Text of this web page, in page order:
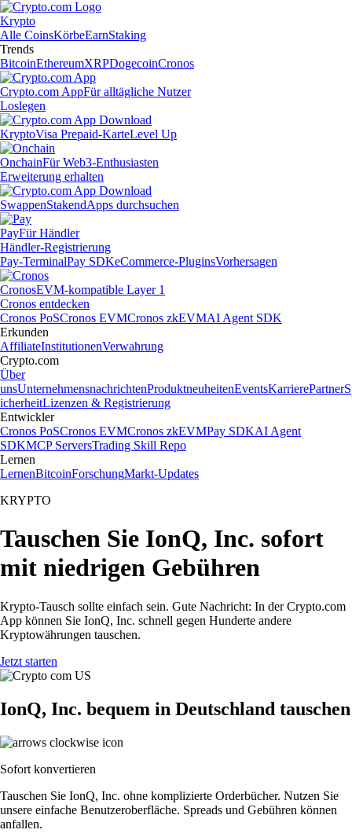
Krypto
Alle CoinsKörbeEarnStaking
Trends
BitcoinEthereumXRPDogecoinCronos
Crypto.com AppFür alltägliche Nutzer
Loslegen
KryptoVisa Prepaid-KarteLevel Up
OnchainFür Web3-Enthusiasten
Erweiterung erhalten
SwappenStakendApps durchsuchen
PayFür Händler
Händler-Registrierung
Pay-TerminalPay SDKeCommerce-PluginsVorhersagen
CronosEVM-kompatible Layer 1
Cronos entdecken
Cronos PoSCronos EVMCronos zkEVMAI Agent SDK
Erkunden
AffiliateInstitutionenVerwahrung
Crypto.com
Über
unsUnternehmensnachrichtenProduktneuheitenEventsKarrierePartnerS
icherheitLizenzen & Registrierung
Entwickler
Cronos PoSCronos EVMCronos zkEVMPay SDKAI Agent
SDKMCP ServersTrading Skill Repo
Lernen
LernenBitcoinForschungMarkt-Updates
KRYPTO
Tauschen Sie IonQ, Inc. sofort
mit niedrigen Gebühren
Krypto-Tausch sollte einfach sein. Gute Nachricht: In der Crypto.com
App können Sie IonQ, Inc. schnell gegen Hunderte andere
Kryptowährungen tauschen.
Jetzt starten
IonQ, Inc. bequem in Deutschland tauschen
Sofort konvertieren
Tauschen Sie IonQ, Inc. ohne komplizierte Orderbücher. Nutzen Sie
unsere einfache Benutzeroberfläche. Spreads und Gebühren können
anfallen.